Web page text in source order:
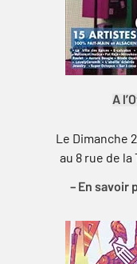
A
Le Dimanche
au 8 rue de
– En savoir